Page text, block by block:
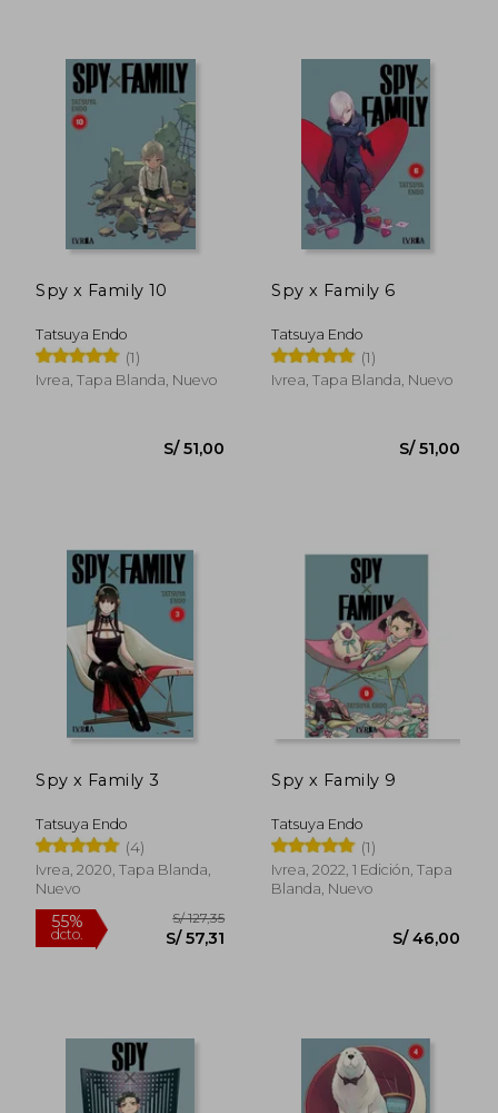
55%
Spy x Family 10
Tatsuya Endo
(1)
Ivrea, Tapa Blanda, Nuevo
Spy x Family 6
Tatsuya Endo
(1)
Ivrea, Tapa Blanda, Nuevo
Spy x Family 3
Tatsuya Endo
(4)
Ivrea, 2020, Tapa Blanda,
Nuevo
Spy x Family 9
Tatsuya Endo
(1)
Ivrea, 2022, 1 Edición, Tapa
Blanda, Nuevo